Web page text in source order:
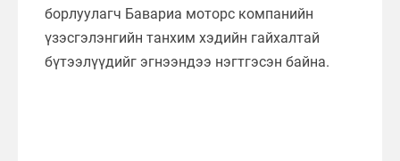
борлуулагч Бавариа моторс компанийн
үзэсгэлэнгийн танхим хэдийн гайхалтай
бүтээлүүдийг эгнээндээ нэгтгэсэн байна.